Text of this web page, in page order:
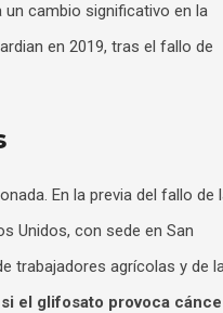
un cambio significativo en la
en 2019, tras el fallo de
En la previa del fallo de
Unidos, con sede en San
trabajadores agrícolas y de
el glifosato provoca